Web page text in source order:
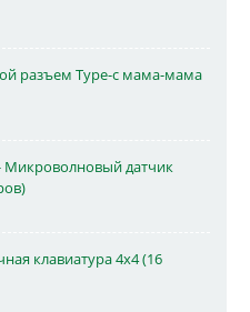
разъем Type-c мама-мама
Микроволновый датчик
клавиатура 4x4 (16